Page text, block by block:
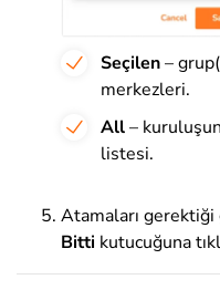
Seçilen–
merkezleri.
All–
listesi.
Atamaları gerektiği
Bitti kutucuğuna